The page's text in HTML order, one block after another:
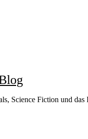
Science Fiction und das